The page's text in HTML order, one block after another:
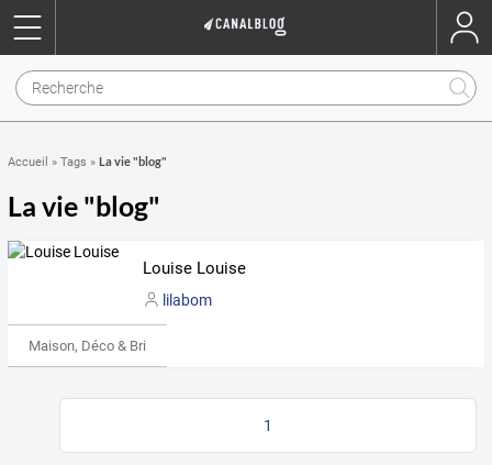
Accueil » Tags » La vie "blog"
La vie "blog"
Louise Louise
lilabom
Maison, Déco & Bricolage
1